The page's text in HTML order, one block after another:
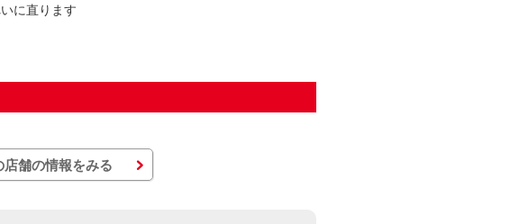
に直ります
店舗の情報をみる